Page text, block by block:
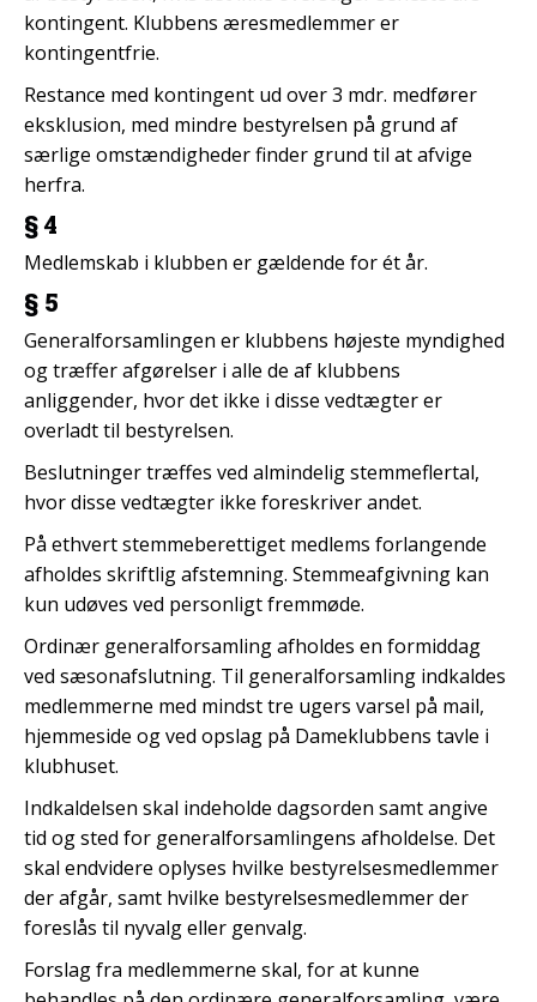
kontingent. Klubbens æresmedlemmer er
kontingentfrie.
Restance med kontingent ud over 3 mdr. medfører
eksklusion, med mindre bestyrelsen på grund af
særlige omstændigheder finder grund til at afvige
herfra.
§ 4
Medlemskab i klubben er gældende for ét år.
§ 5
Generalforsamlingen er klubbens højeste myndighed
og træffer afgørelser i alle de af klubbens
anliggender, hvor det ikke i disse vedtægter er
overladt til bestyrelsen.
Beslutninger træffes ved almindelig stemmeflertal,
hvor disse vedtægter ikke foreskriver andet.
På ethvert stemmeberettiget medlems forlangende
afholdes skriftlig afstemning. Stemmeafgivning kan
kun udøves ved personligt fremmøde.
Ordinær generalforsamling afholdes en formiddag
ved sæsonafslutning. Til generalforsamling indkaldes
medlemmerne med mindst tre ugers varsel på mail,
hjemmeside og ved opslag på Dameklubbens tavle i
klubhuset.
Indkaldelsen skal indeholde dagsorden samt angive
tid og sted for generalforsamlingens afholdelse. Det
skal endvidere oplyses hvilke bestyrelsesmedlemmer
der afgår, samt hvilke bestyrelsesmedlemmer der
foreslås til nyvalg eller genvalg.
Forslag fra medlemmerne skal, for at kunne